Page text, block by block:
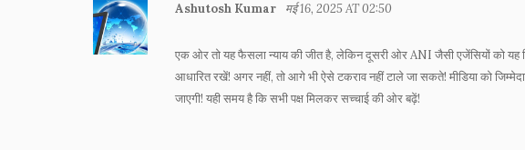
Ashutosh Kumar मई 16, 2025 AT 02:50
एक ओर तो यह फैसला न्याय की जीत है, लेकिन दूसरी ओर ANI जैसी एजेंसियों को यह
आधारित रखें! अगर नहीं, तो आगे भी ऐसे टकराव नहीं टाले जा सकते! मीडिया को
जाएगी! यही समय है कि सभी पक्ष मिलकर सच्चाई की ओर बढ़ें!